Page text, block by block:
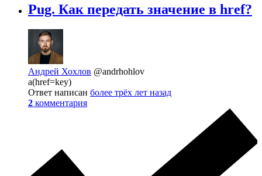
Pug. Как передать значение в href?
Андрей Хохлов @andrhohlov
a(href=key)
Ответ написан более трёх лет назад
2 комментария